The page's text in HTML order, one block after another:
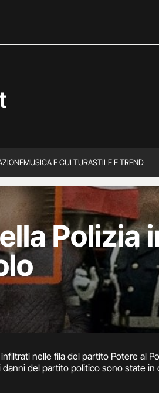
MUSICA E CULTURASTILE E TREND
Polizia
nelle fila del partito Potere al
del partito politico sono state
infiltrazione e sulle risposte del